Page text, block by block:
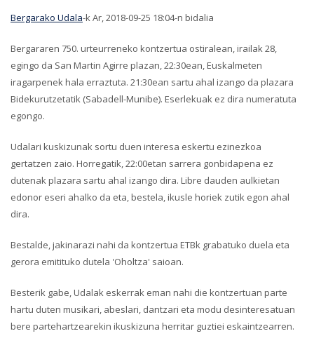
Bergarako Udala-k Ar, 2018-09-25 18:04-n bidalia
Bergararen 750. urteurreneko kontzertua ostiralean, irailak 28,
egingo da San Martin Agirre plazan, 22:30ean, Euskalmeten
iragarpenek hala erraztuta. 21:30ean sartu ahal izango da plazara
Bidekurutzetatik (Sabadell-Munibe). Eserlekuak ez dira numeratuta
egongo.
Udalari kuskizunak sortu duen interesa eskertu ezinezkoa
gertatzen zaio. Horregatik, 22:00etan sarrera gonbidapena ez
dutenak plazara sartu ahal izango dira. Libre dauden aulkietan
edonor eseri ahalko da eta, bestela, ikusle horiek zutik egon ahal
dira.
Bestalde, jakinarazi nahi da kontzertua ETBk grabatuko duela eta
gerora emitituko dutela 'Oholtza' saioan.
Besterik gabe, Udalak eskerrak eman nahi die kontzertuan parte
hartu duten musikari, abeslari, dantzari eta modu desinteresatuan
bere partehartzearekin ikuskizuna herritar guztiei eskaintzearren.